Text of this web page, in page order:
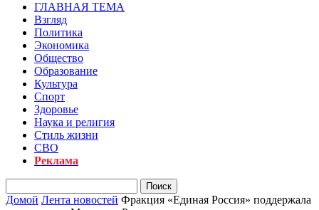
ГЛАВНАЯ ТЕМА
Взгляд
Политика
Экономика
Общество
Образование
Культура
Спорт
Здоровье
Наука и религия
Стиль жизни
СВО
Реклама
Домой Лента новостей Фракция «Единая Россия» поддержала